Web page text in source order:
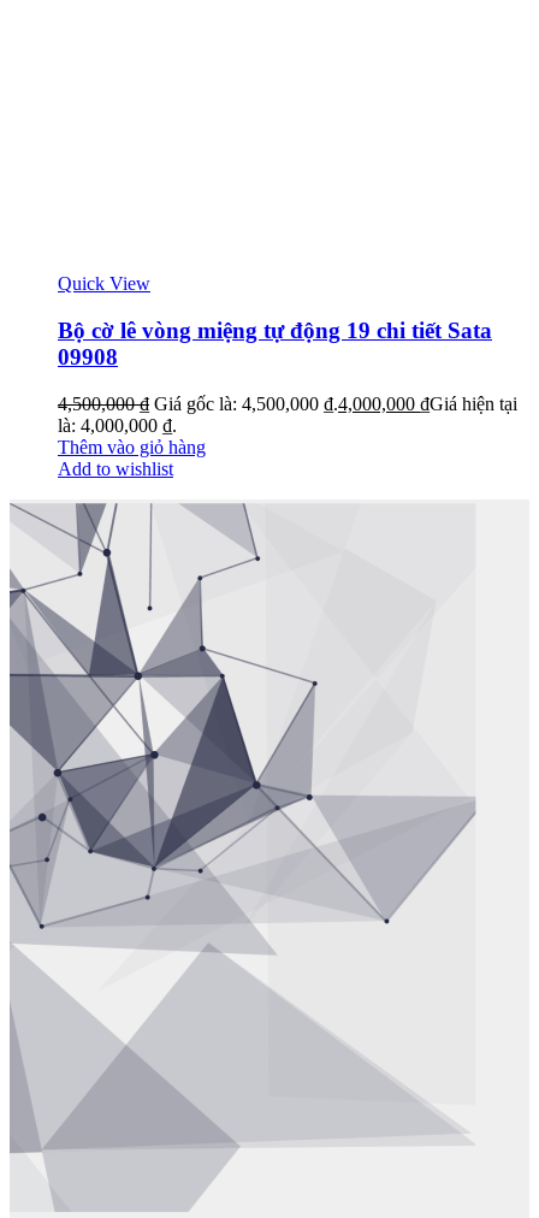
Quick View
Bộ cờ lê vòng miệng tự động 19 chi tiết Sata
09908
4,500,000₫ Giá gốc là: 4,500,000 ₫.4,000,000 ₫Giá hiện tại
là: 4,000,000 ₫.
Thêm vào giỏ hàng
Add to wishlist